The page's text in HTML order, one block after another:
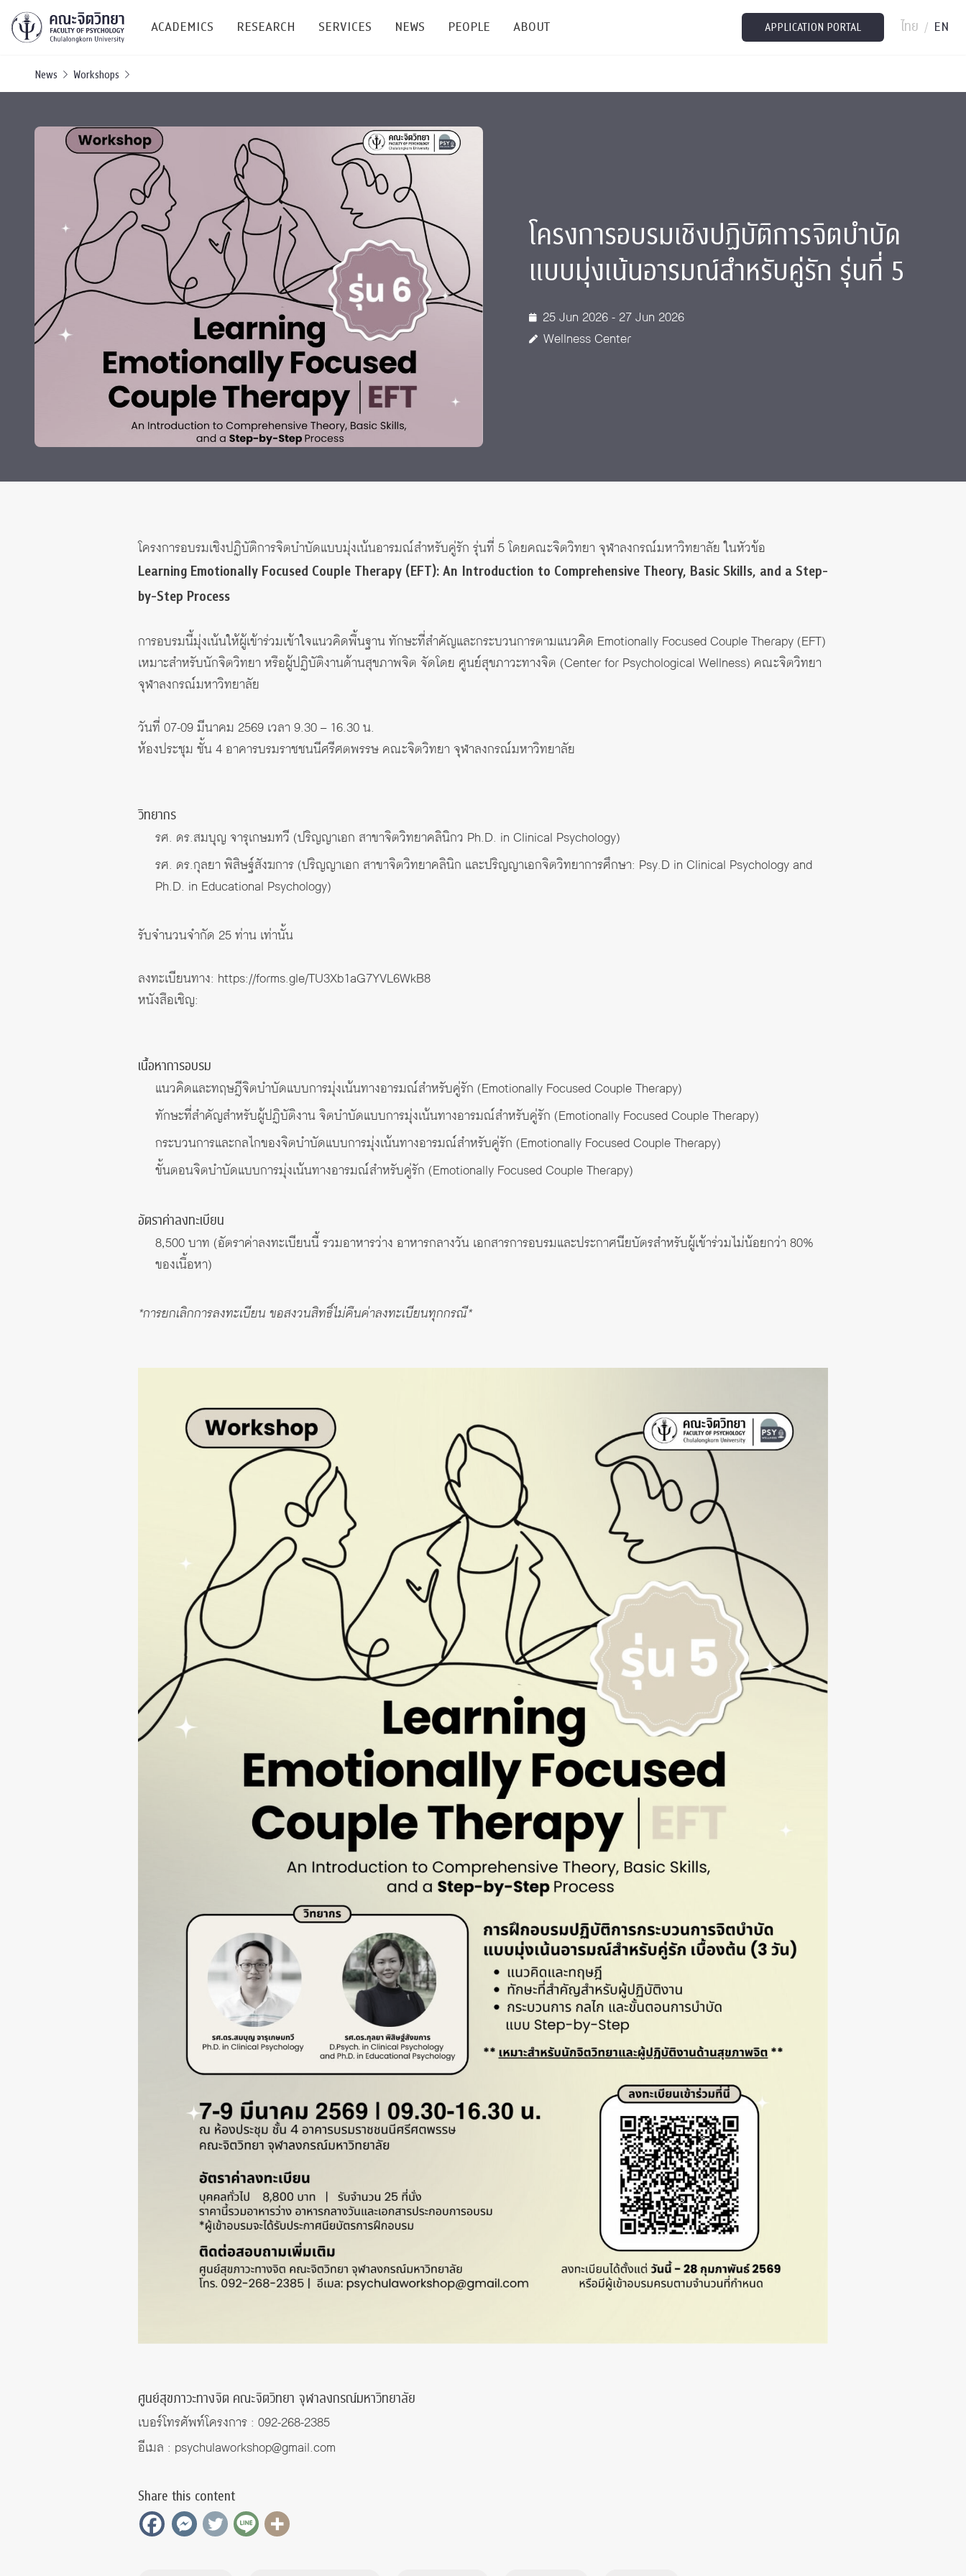
ACADEMICS
Undergraduate
Bachelor of Science
Graduate
Master's and PhD
Current Students
RESEARCH
Resources & Facilities
Research Publications
Conference
International Conference & Symposium
TICP 2023
SSBW Activities
Grants and Awards
SERVICES
Academic Service
PSY Stats Clinic
Wellness Center
Psychological Center for Effective Organization
Life Di
CU Radio
NEWS
Events & Announcement
Workshops
Jobs
PEOPLE
Staffs
ABOUT
Annual Reports
Contact Us
APPLICATION PORTAL ไทย / EN
News Workshops
โครงการอบรมเชิงปฏิบัติการจิตบำบัด
แบบมุ่งเน้นอารมณ์สำหรับคู่รัก รุ่นที่ 5
25 Jun 2026 - 27 Jun 2026
Wellness Center
โครงการอบรมเชิงปฏิบัติการจิตบำบัดแบบมุ่งเน้นอารมณ์สำหรับคู่รัก รุ่นที่ 5 โดยคณะจิตวิทยา จุฬาลงกรณ์มหาวิทยาลัย ในหัวข้อ
Learning Emotionally Focused Couple Therapy (EFT): An Introduction to Comprehensive Theory, Basic Skills, and a Step-
by-Step Process
การอบรมนี้มุ่งเน้นให้ผู้เข้าร่วมเข้าใจแนวคิดพื้นฐาน ทักษะที่สำคัญและกระบวนการตามแนวคิด Emotionally Focused Couple Therapy (EFT)
เหมาะสำหรับนักจิตวิทยา หรือผู้ปฏิบัติงานด้านสุขภาพจิต จัดโดย ศูนย์สุขภาวะทางจิต (Center for Psychological Wellness) คณะจิตวิทยา
จุฬาลงกรณ์มหาวิทยาลัย
วันที่ 07-09 มีนาคม 2569 เวลา 9.30 – 16.30 น.
ห้องประชุม ชั้น 4 อาคารบรมราชชนนีศรีศตพรรษ คณะจิตวิทยา จุฬาลงกรณ์มหาวิทยาลัย
วิทยากร
รศ. ดร.สมบุญ จารุเกษมทวี (ปริญญาเอก สาขาจิตวิทยาคลินิกว Ph.D. in Clinical Psychology)
รศ. ดร.กุลยา พิสิษฐ์สังฆการ (ปริญญาเอก สาขาจิตวิทยาคลินิก และปริญญาเอกจิตวิทยาการศึกษา: Psy.D in Clinical Psychology and
Ph.D. in Educational Psychology)
รับจำนวนจำกัด 25 ท่าน เท่านั้น
ลงทะเบียนทาง: https://forms.gle/TU3Xb1aG7YVL6WkB8
หนังสือเชิญ:
เนื้อหาการอบรม
แนวคิดและทฤษฎีจิตบำบัดแบบการมุ่งเน้นทางอารมณ์สำหรับคู่รัก (Emotionally Focused Couple Therapy)
ทักษะที่สำคัญสำหรับผู้ปฏิบัติงาน จิตบำบัดแบบการมุ่งเน้นทางอารมณ์สำหรับคู่รัก (Emotionally Focused Couple Therapy)
กระบวนการและกลไกของจิตบำบัดแบบการมุ่งเน้นทางอารมณ์สำหรับคู่รัก (Emotionally Focused Couple Therapy)
ขั้นตอนจิตบำบัดแบบการมุ่งเน้นทางอารมณ์สำหรับคู่รัก (Emotionally Focused Couple Therapy)
อัตราค่าลงทะเบียน
8,500 บาท (อัตราค่าลงทะเบียนนี้ รวมอาหารว่าง อาหารกลางวัน เอกสารการอบรมและประกาศนียบัตรสำหรับผู้เข้าร่วมไม่น้อยกว่า 80%
ของเนื้อหา)
*การยกเลิกการลงทะเบียน ขอสงวนสิทธิ์ไม่คืนค่าลงทะเบียนทุกกรณี*
ศูนย์สุขภาวะทางจิต คณะจิตวิทยา จุฬาลงกรณ์มหาวิทยาลัย
เบอร์โทรศัพท์โครงการ : 092-268-2385
อีเมล : psychulaworkshop@gmail.com
Share this content